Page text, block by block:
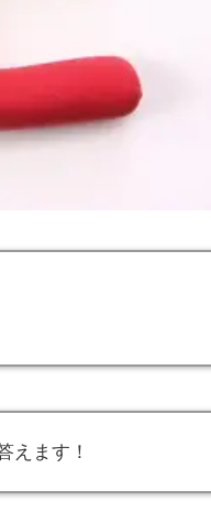
えます！